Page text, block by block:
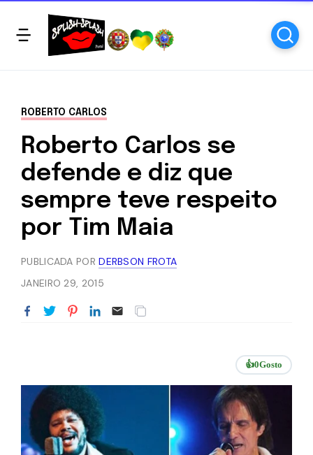
ROBERTO CARLOS
Roberto Carlos se
defende e diz que
sempre teve respeito
por Tim Maia
PUBLICADA PORDERBSON FROTA
JANEIRO 29, 2015
👍0Gosto